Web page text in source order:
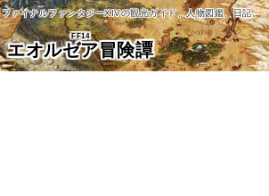
ファイナルファンタジーXIVの観光ガイド、人物図鑑、日記。
FF14
エオルゼア冒険譚